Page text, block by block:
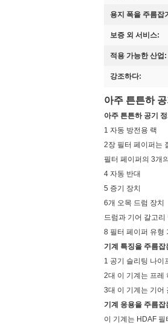
용지 폭을 주름잡
보증 외 서비스:
적용 가능한 산업:
강조하다:
아주 튼튼하
아주 튼튼하 공기
1 자동 방전용 랙
2장 필터 페이퍼는
필터 페이퍼의 3개
4 자동 반대
5 증기 장치
6개 오목 드럼 장치
드럼과 기어 갈고
8 필터 페이퍼 유형
기계 특징을 주름
1 공기 슬리팅 나이
2대 이 기계는 프레
3대 이 기계는 기어
기계 응용을 주름
이 기계는 HDAF